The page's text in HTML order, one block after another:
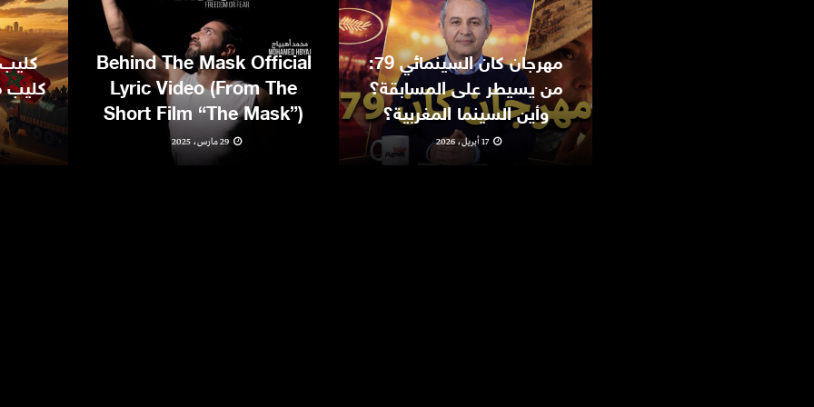
مهرجان كان السينمائي 79:
من يسيطر على المسابقة؟
وأين السينما المغربية؟
17 أبريل، 2026
Behind The Mask Official
Lyric Video (From The
Short Film “The Mask”)
29 مارس، 2025
كليب